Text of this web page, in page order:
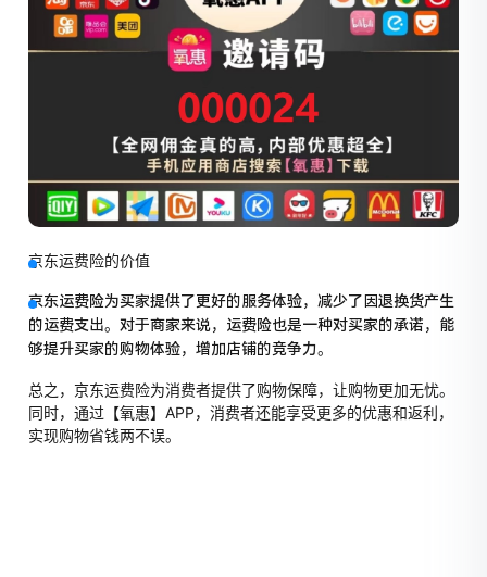
京东运费险的价值
京东运费险为买家提供了更好的服务体验，减少了因退换货产生
的运费支出。对于商家来说，运费险也是一种对买家的承诺，能
够提升买家的购物体验，增加店铺的竞争力。
总之，京东运费险为消费者提供了购物保障，让购物更加无忧。
同时，通过【氧惠】APP，消费者还能享受更多的优惠和返利，
实现购物省钱两不误。